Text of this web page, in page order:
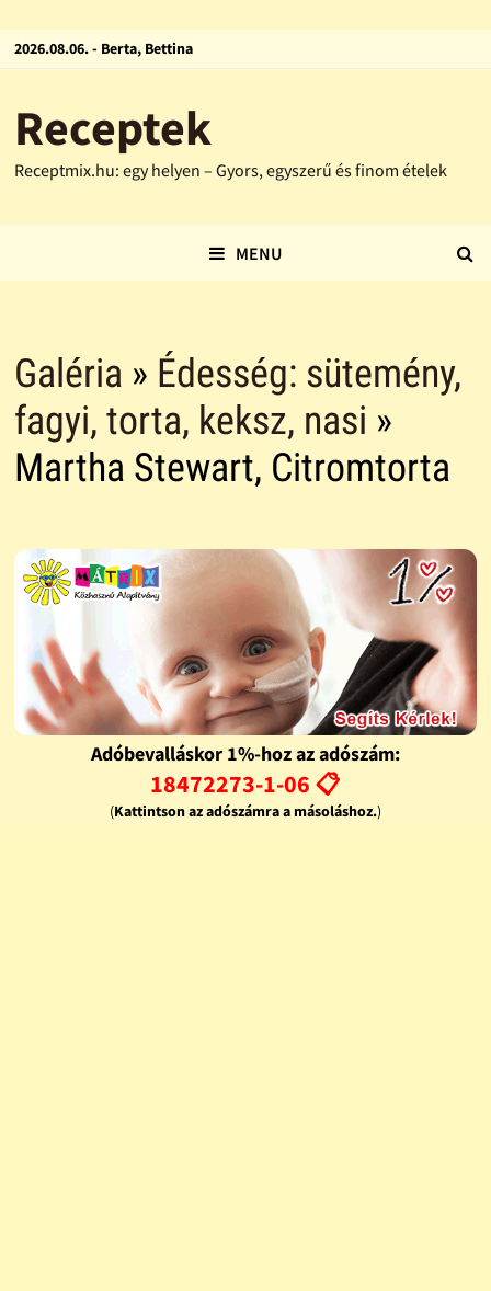
2026.08.06. - Berta, Bettina
Receptek
Receptmix.hu: egy helyen – Gyors, egyszerű és finom ételek
MENU
Galéria » Édesség: sütemény,
fagyi, torta, keksz, nasi »
Martha Stewart, Citromtorta
Adóbevalláskor 1%-hoz az adószám:
18472273-1-06 📋
(Kattintson az adószámra a másoláshoz.)